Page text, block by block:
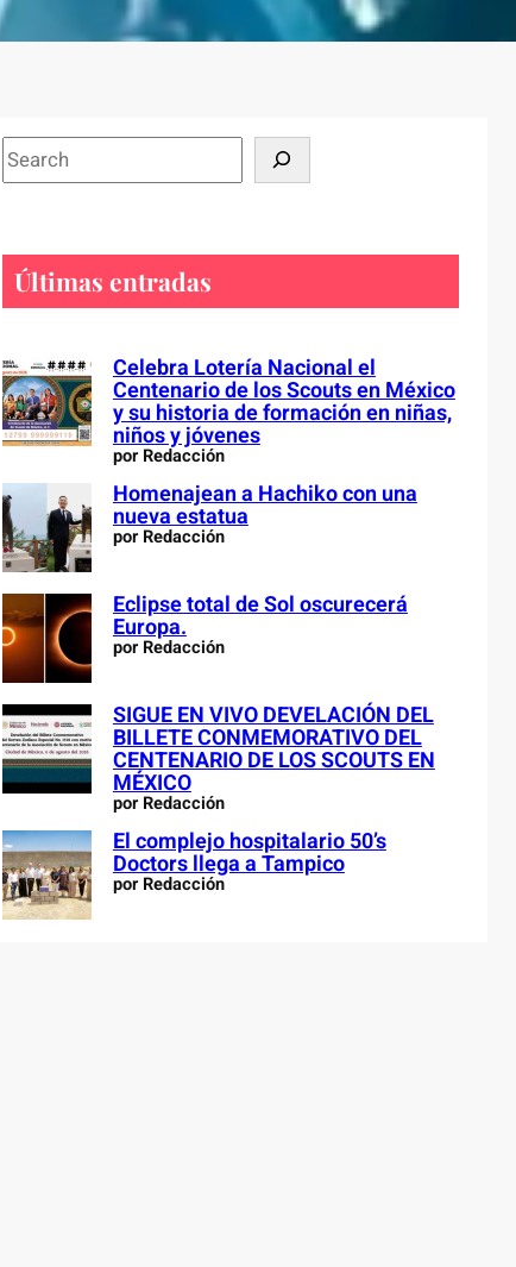
S
e
h
Últimas entradas
Celebra Lotería Nacional el
Centenario de los Scouts en México
y su historia de formación en niñas,
niños y jóvenes
por Redacción
Homenajean a Hachiko con una
nueva estatua
por Redacción
Eclipse total de Sol oscurecerá
Europa.
por Redacción
SIGUE EN VIVO DEVELACIÓN DEL
BILLETE CONMEMORATIVO DEL
CENTENARIO DE LOS SCOUTS EN
MÉXICO
por Redacción
El complejo hospitalario 50’s
Doctors llega a Tampico
por Redacción